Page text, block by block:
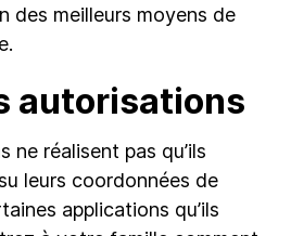
des meilleurs moyens de
autorisations
ne réalisent pas qu’ils
leurs coordonnées de
applications qu’ils